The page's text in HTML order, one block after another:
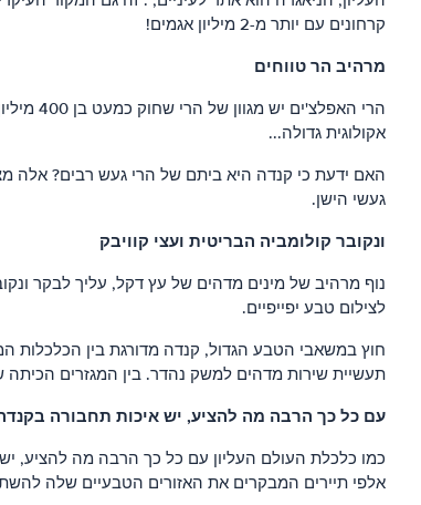
קרחונים עם יותר מ-2 מיליון אגמים!
מרהיב הרטווחים
אקולוגית גדולה...
האם ידעת כי קנדה היא ביתם של הרי געש רבים? אלה
געשי הישן.
ונקובר קולומביה הבריטית ועצי קוויבק
נוף מרהיב של מינים מדהים של עץ דקל, עליך לבקר
לצילום טבע יפייפיים.
חוץ במשאבי הטבע הגדול, קנדה מדורגת בין הכלכלות
תעשיית שירות מדהים למשק נהדר. בין המגזרים
עם כל כך הרבה מה להציע, יש איכות תחבורה
כמו כלכלת העולם העליון עם כל כך הרבה מה להציע,
אלפי תיירים המבקרים את האזורים הטבעיים שלה